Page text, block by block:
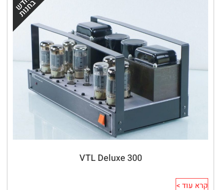
VTL Deluxe 300
קרא עוד >